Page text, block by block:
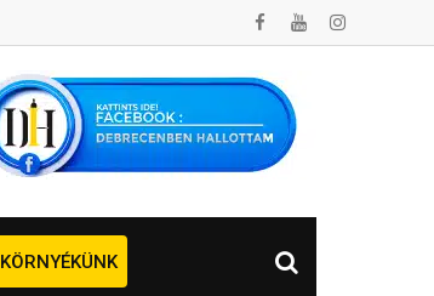
KÖRNYÉKÜNK